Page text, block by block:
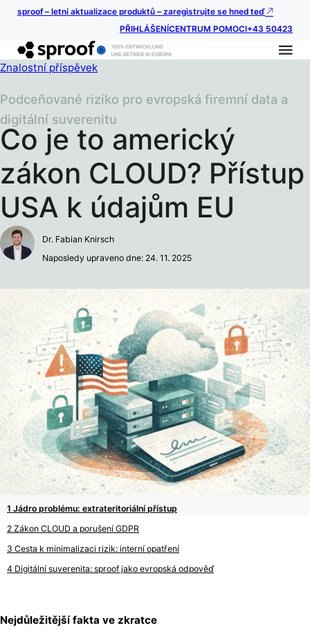
sproof – letní aktualizace produktů – zaregistrujte se hned teď
PŘIHLÁŠENÍCENTRUM POMOCI+43 50423
Znalostní příspěvek
Co je to americký
zákon CLOUD? Přístup
USA k údajům EU
Podceňované riziko pro evropská firemní data a
digitální suverenitu
Dr. Fabian Knirsch
Naposledy upraveno dne: 24. 11. 2025
Jádro problému: extrateritoriální přístup
Zákon CLOUD a porušení GDPR
Cesta k minimalizaci rizik: interní opatření
Digitální suverenita: sproof jako evropská odpověď
Nejdůležitější fakta ve zkratce